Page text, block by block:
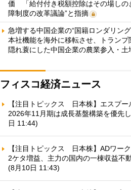
価 「給付付き税額控除はその場しの
障制度の改革議論”と指摘
急増する中国企業の“国籍ロンダリン
本社機能を海外に移転させ、トラン
隠れ蓑にした中国企業の農業参入・土
フィスコ経済ニュース
【注目トピックス 日本株】エスプー
2026年11月期は成長基盤構築を優先
日 11:44)
【注目トピックス 日本株】ADワー
2ケタ増益、主力の国内の一棟収益不
(8月10日 11:43)